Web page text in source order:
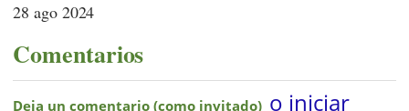
28 ago 2024
Comentarios